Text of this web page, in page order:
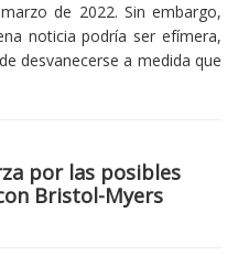
de 2022. Sin embargo,
noticia podría ser efímera,
desvanecerse a medida que
por las posibles
Bristol-Myers